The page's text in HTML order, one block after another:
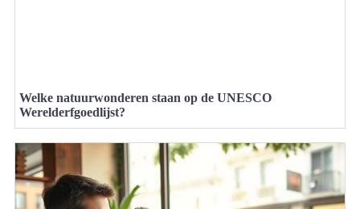
Welke natuurwonderen staan op de UNESCO
Werelderfgoedlijst?